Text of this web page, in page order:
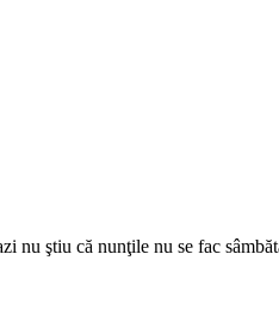
nu ştiu că nunţile nu se fac